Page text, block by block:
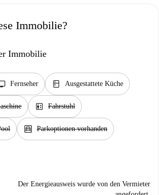
Immobilie?
Immobilie
Fernseher kitchen Ausgestattete Küche
elevator Fahrstuhl
garage Parkoptionen vorhanden
Der Energieausweis wurde von den Vermieter